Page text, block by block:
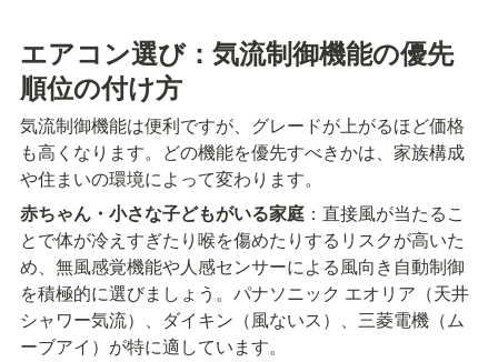
エアコン選び：気流制御機能の優先
順位の付け方
気流制御機能は便利ですが、グレードが上がるほど価格
も高くなります。どの機能を優先すべきかは、家族構成
や住まいの環境によって変わります。
赤ちゃん・小さな子どもがいる家庭 ：直接風が当たるこ
とで体が冷えすぎたり喉を傷めたりするリスクが高いた
め、無風感覚機能や人感センサーによる風向き自動制御
を積極的に選びましょう。パナソニック エオリア（天井
シャワー気流）、ダイキン（風ないス）、三菱電機（ム
ーブアイ）が特に適しています。